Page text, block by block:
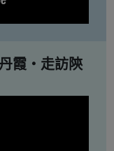
霞・走訪陝